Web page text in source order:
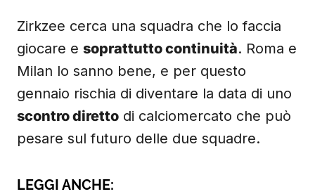
Zirkzee cerca una squadra che lo faccia
giocare e soprattutto continuità. Roma e
Milan lo sanno bene, e per questo
gennaio rischia di diventare la data di uno
scontro diretto di calciomercato che può
pesare sul futuro delle due squadre.
LEGGI ANCHE: